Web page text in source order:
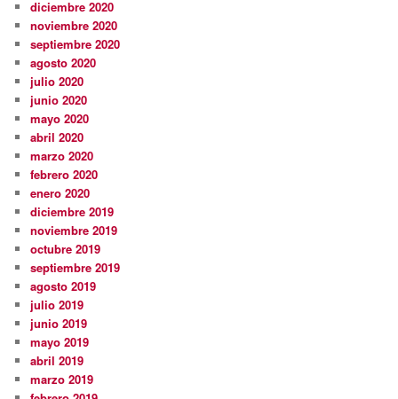
diciembre 2020
noviembre 2020
septiembre 2020
agosto 2020
julio 2020
junio 2020
mayo 2020
abril 2020
marzo 2020
febrero 2020
enero 2020
diciembre 2019
noviembre 2019
octubre 2019
septiembre 2019
agosto 2019
julio 2019
junio 2019
mayo 2019
abril 2019
marzo 2019